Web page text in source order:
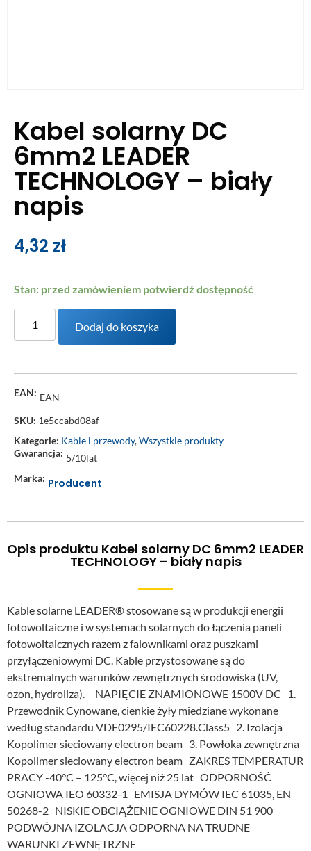
Kabel solarny DC
6mm2 LEADER
TECHNOLOGY – biały
napis
4,32 zł
Stan: przed zamówieniem potwierdź dostępność
Dodaj do koszyka
EAN: EAN
SKU: 1e5ccabd08af
Kategorie: Kable i przewody,Wszystkie produkty
Gwarancja: 5/10lat
Marka: Producent
Opis produktu Kabel solarny DC 6mm2 LEADER
TECHNOLOGY – biały napis
Kable solarne LEADER® stosowane są w produkcji energii
fotowoltaiczne i w systemach solarnych do łączenia paneli
fotowoltaicznych razem z falownikami oraz puszkami
przyłączeniowymi DC. Kable przystosowane są do
ekstremalnych warunków zewnętrznych środowiska (UV,
ozon, hydroliza). NAPIĘCIE ZNAMIONOWE 1500V DC 1.
Przewodnik Cynowane, cienkie żyły miedziane wykonane
według standardu VDE0295/IEC60228.Class5 2. Izolacja
Kopolimer sieciowany electron beam 3. Powłoka zewnętrzna
Kopolimer sieciowany electron beam ZAKRES TEMPERATUR
PRACY -40°C – 125°C, więcej niż 25 lat ODPORNOŚĆ
OGNIOWA IEO 60332-1 EMISJA DYMÓW IEC 61035, EN
50268-2 NISKIE OBCIĄŻENIE OGNIOWE DIN 51 900
PODWÓJNA IZOLACJA ODPORNA NA TRUDNE
WARUNKI ZEWNĘTRZNE